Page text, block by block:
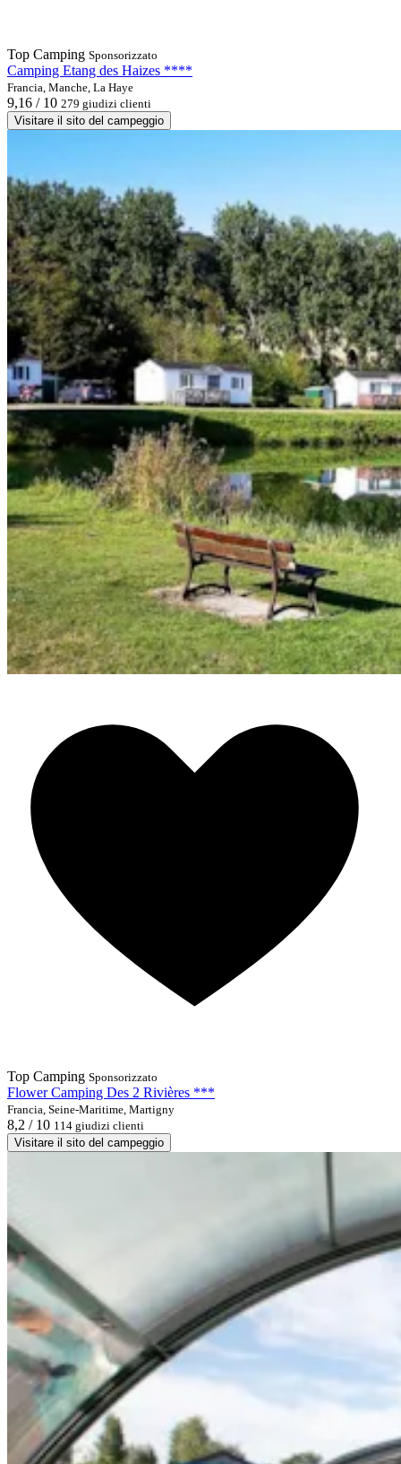
Top Camping Sponsorizzato
Camping Etang des Haizes ****
Francia, Manche, La Haye
9,16 / 10 279 giudizi clienti
Visitare il sito del campeggio
Top Camping Sponsorizzato
Flower Camping Des 2 Rivières ***
Francia, Seine-Maritime, Martigny
8,2 / 10 114 giudizi clienti
Visitare il sito del campeggio